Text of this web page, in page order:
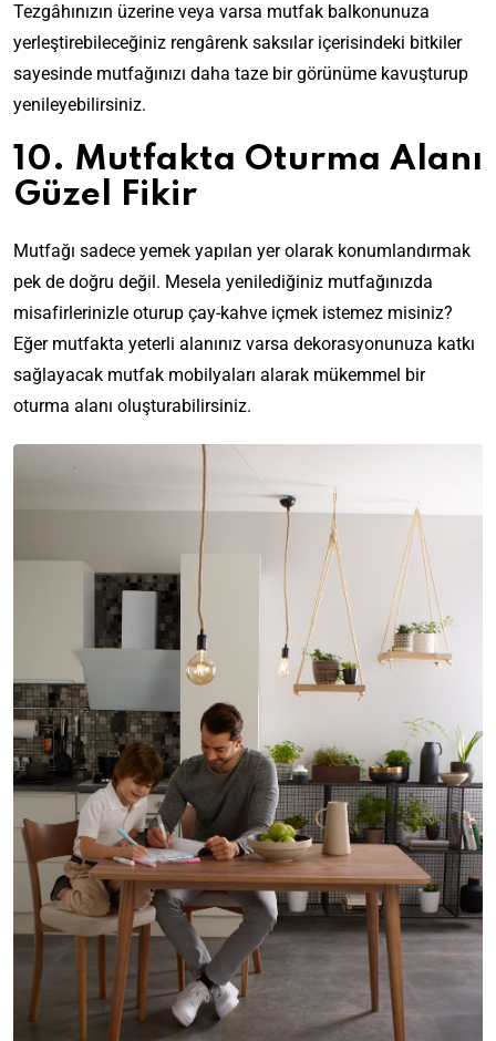
Tezgâhınızın üzerine veya varsa mutfak balkonunuza
yerleştirebileceğiniz rengârenk saksılar içerisindeki bitkiler
sayesinde mutfağınızı daha taze bir görünüme kavuşturup
yenileyebilirsiniz.
10. Mutfakta Oturma Alanı
Güzel Fikir
Mutfağı sadece yemek yapılan yer olarak konumlandırmak
pek de doğru değil. Mesela yenilediğiniz mutfağınızda
misafirlerinizle oturup çay-kahve içmek istemez misiniz?
Eğer mutfakta yeterli alanınız varsa dekorasyonunuza katkı
sağlayacak mutfak mobilyaları alarak mükemmel bir
oturma alanı oluşturabilirsiniz.